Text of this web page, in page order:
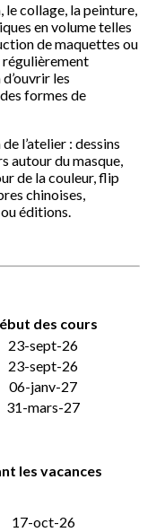
le collage, la peinture,
en volume telles
de maquettes ou
régulièrement
les
formes de
l’atelier : dessins
autour du masque,
de la couleur, flip
chinoises,
éditions.
des cours
23-sept-26
23-sept-26
06-janv-27
31-mars-27
les vacances
17-oct-26